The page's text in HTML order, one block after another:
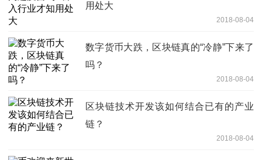
用处大
2018-08-04
数字货币大跌，区块链真的“冷静”下来了
吗？
2018-08-04
区块链技术开发该如何结合已有的产业
链？
2018-08-04